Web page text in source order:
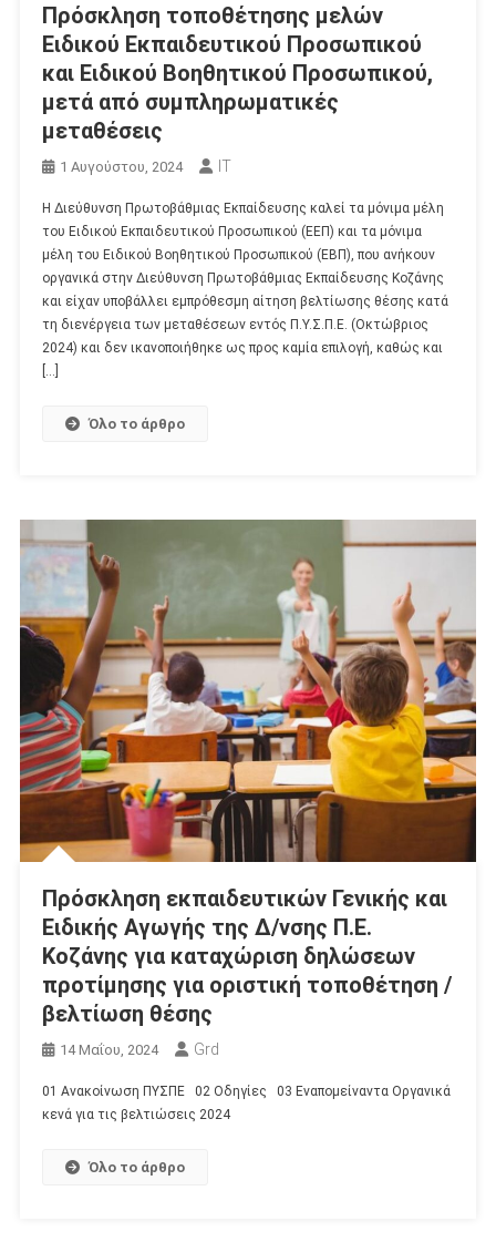
Πρόσκληση τοποθέτησης μελών
Ειδικού Εκπαιδευτικού Προσωπικού
και Ειδικού Βοηθητικού Προσωπικού,
μετά από συμπληρωματικές
μεταθέσεις
1 Αυγούστου, 2024 IT
Η Διεύθυνση Πρωτοβάθμιας Εκπαίδευσης καλεί τα μόνιμα μέλη
του Ειδικού Εκπαιδευτικού Προσωπικού (ΕΕΠ) και τα μόνιμα
μέλη του Ειδικού Βοηθητικού Προσωπικού (ΕΒΠ), που ανήκουν
οργανικά στην Διεύθυνση Πρωτοβάθμιας Εκπαίδευσης Κοζάνης
και είχαν υποβάλλει εμπρόθεσμη αίτηση βελτίωσης θέσης κατά
τη διενέργεια των μεταθέσεων εντός Π.Υ.Σ.Π.Ε. (Οκτώβριος
2024) και δεν ικανοποιήθηκε ως προς καμία επιλογή, καθώς και
[…]
Όλο το άρθρο
Πρόσκληση εκπαιδευτικών Γενικής και
Ειδικής Αγωγής της Δ/νσης Π.Ε.
Κοζάνης για καταχώριση δηλώσεων
προτίμησης για οριστική τοποθέτηση /
βελτίωση θέσης
14 Μαΐου, 2024 Grd
01 Ανακοίνωση ΠΥΣΠΕ 02 Οδηγίες 03 Εναπομείναντα Οργανικά
κενά για τις βελτιώσεις 2024
Όλο το άρθρο